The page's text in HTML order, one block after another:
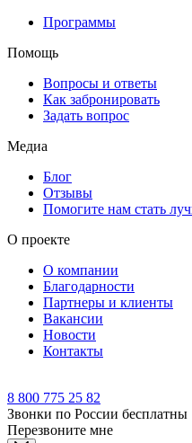
Программы
Помощь
Вопросы и ответы
Как забронировать
Задать вопрос
Медиа
Блог
Отзывы
Помогите нам стать
О проекте
О компании
Благодарности
Партнеры и клиенты
Вакансии
Новости
Контакты
8 800 775 25 82
Звонки по России бесплатны
Перезвоните мне